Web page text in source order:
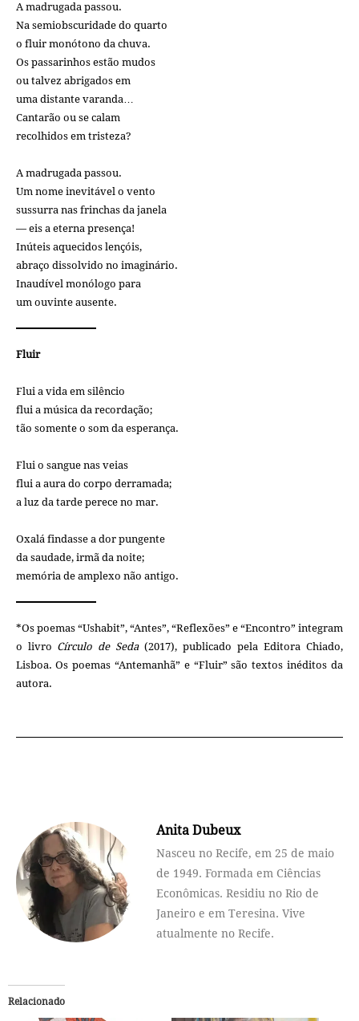
A madrugada passou.
Na semiobscuridade do quarto
o fluir monótono da chuva.
Os passarinhos estão mudos
ou talvez abrigados em
uma distante varanda…
Cantarão ou se calam
recolhidos em tristeza?
A madrugada passou.
Um nome inevitável o vento
sussurra nas frinchas da janela
— eis a eterna presença!
Inúteis aquecidos lençóis,
abraço dissolvido no imaginário.
Inaudível monólogo para
um ouvinte ausente.
Fluir
Flui a vida em silêncio
flui a música da recordação;
tão somente o som da esperança.
Flui o sangue nas veias
flui a aura do corpo derramada;
a luz da tarde perece no mar.
Oxalá findasse a dor pungente
da saudade, irmã da noite;
memória de amplexo não antigo.
*Os poemas “Ushabit”, “Antes”, “Reflexões” e “Encontro” integram
o livro Círculo de Seda(2017), publicado pela Editora Chiado,
Lisboa. Os poemas “Antemanhã” e “Fluir” são textos inéditos da
autora.
Anita Dubeux
Nasceu no Recife, em 25 de maio
de 1949. Formada em Ciências
Econômicas. Residiu no Rio de
Janeiro e em Teresina. Vive
atualmente no Recife.
Relacionado